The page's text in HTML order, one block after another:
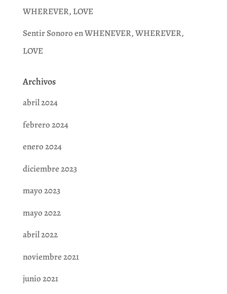
WHEREVER, LOVE
Sentir SonoroenWHENEVER, WHEREVER,
LOVE
Archivos
abril 2024
febrero 2024
enero 2024
diciembre 2023
mayo 2023
mayo 2022
abril 2022
noviembre 2021
junio 2021